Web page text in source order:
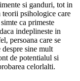
si ganduri, tot in
psihologice care
ca primeste
indeplineste in
persoana care se
despre sine mult
de potentialul si
celorlalti.